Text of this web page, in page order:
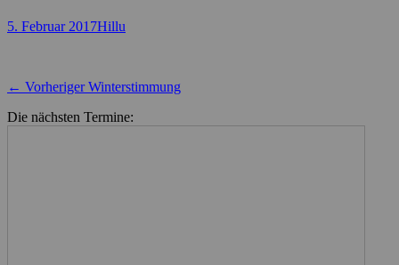
Posted
5. Februar 2017Autor
Hillu
Beitragsnavigation
← Vorheriger Vorheriger
Winterstimmung
Die nächsten Termine: